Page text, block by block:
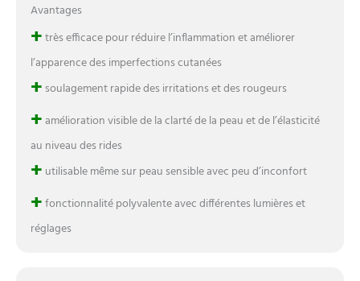
Avantages
+très efficace pour réduire l’inflammation et améliorer
l’apparence des imperfections cutanées
+ soulagement rapide des irritations et des rougeurs
+amélioration visible de la clarté de la peau et de l’élasticité
au niveau des rides
+ utilisable même sur peau sensible avec peu d’inconfort
+fonctionnalité polyvalente avec différentes lumières et
réglages